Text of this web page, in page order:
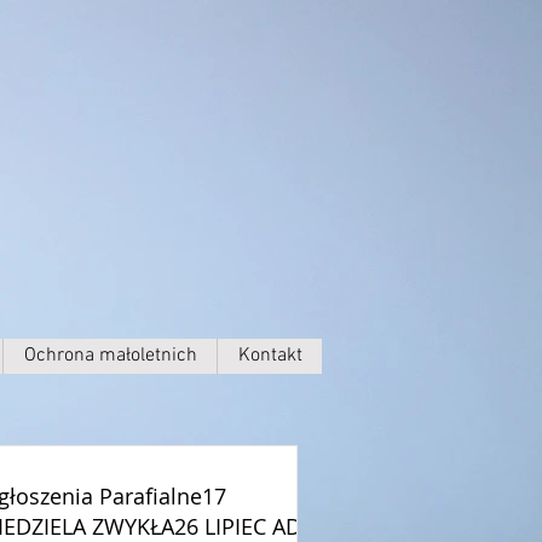
Ochrona małoletnich Kontakt
Parafialne17
ZWYKŁA26 LIPIEC AD